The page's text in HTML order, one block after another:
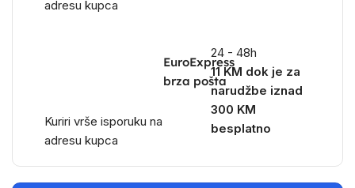
adresu kupca
EuroExpress
brza pošta
Kuriri vrše isporuku na
adresu kupca
24 - 48h
11 KM dok je za
narudžbe iznad
300 KM
besplatno